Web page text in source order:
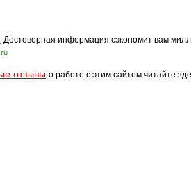
Достоверная информация сэкономит вам
отзывы о работе с этим сайтом читайте